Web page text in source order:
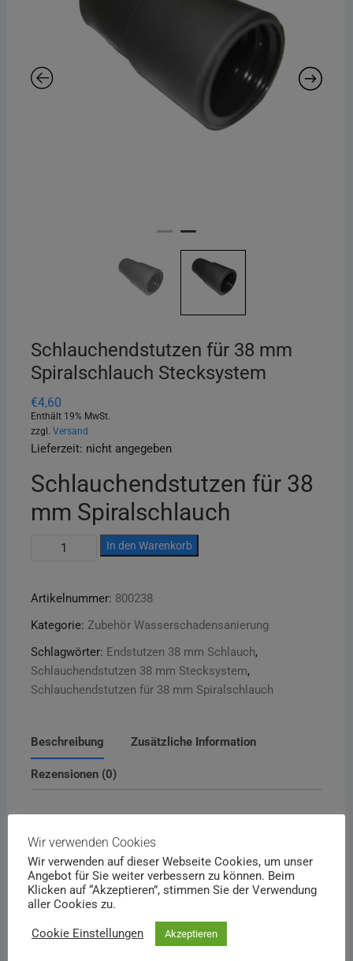
Schlauchendstutzen für 38 mm
Spiralschlauch Stecksystem
€4,60
Enthält 19% MwSt.
zzgl. Versand
Lieferzeit: nicht angegeben
Schlauchendstutzen für 38
mm Spiralschlauch
Schlauchendstutzen
mm
Spiralschlauch
Menge
In den Warenkorb
Artikelnummer: 800238
Kategorie: Zubehör Wasserschadensanierung
Schlagwörter: Endstutzen 38 mm Schlauch,
Schlauchendstutzen 38 mm Stecksystem,
Schlauchendstutzen für 38 mm Spiralschlauch
Beschreibung Zusätzliche Information
Rezensionen (0)
Beschreibung
Schlauchendstutzen für 38
mm Spiralschlauch
Dieser Endstutzen wird bei der
Wasserschadensanierung verwendet und auf den 38
Wir verwenden Cookies
Wir verwenden auf dieser Webseite Cookies, um unser
Angebot für Sie weiter verbessern zu können. Beim
Klicken auf “Akzeptieren”, stimmen Sie der Verwendung
aller Cookies zu.
Cookie Einstellungen Akzeptieren